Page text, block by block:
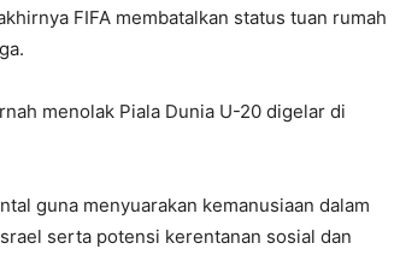
FIFA membatalkan status tuan rumah
menolak Piala Dunia U-20 digelar di
guna menyuarakan kemanusiaan dalam
serta potensi kerentanan sosial dan